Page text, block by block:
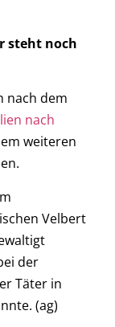
steht noch
nach dem
nach
weiteren
Velbert
der
Täter in
(ag)